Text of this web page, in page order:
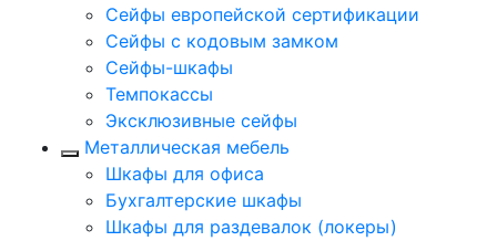
Сейфы европейской сертификации
Сейфы с кодовым замком
Сейфы-шкафы
Темпокассы
Эксклюзивные сейфы
Металлическая мебель
Шкафы для офиса
Бухгалтерские шкафы
Шкафы для раздевалок (локеры)